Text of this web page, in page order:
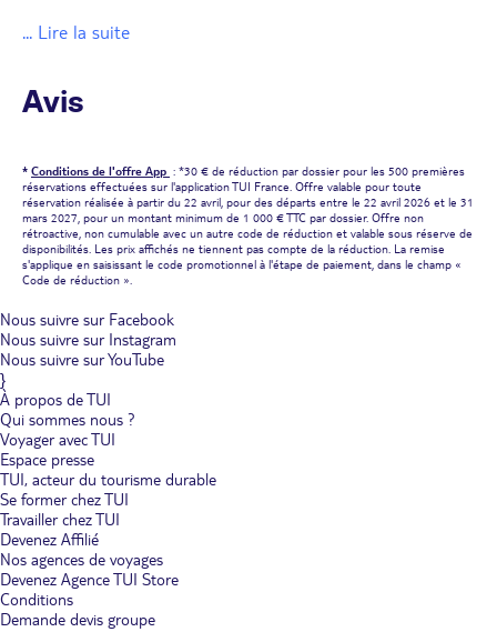
... Lire la suite
Avis
* Conditions de l'offre App : *30 € de réduction par dossier pour les 500 premières
réservations effectuées sur l'application TUI France. Offre valable pour toute
réservation réalisée à partir du 22 avril, pour des départs entre le 22 avril 2026 et le 31
mars 2027, pour un montant minimum de 1 000 € TTC par dossier. Offre non
rétroactive, non cumulable avec un autre code de réduction et valable sous réserve de
disponibilités. Les prix affichés ne tiennent pas compte de la réduction. La remise
s'applique en saisissant le code promotionnel à l'étape de paiement, dans le champ «
Code de réduction ».
Nous suivre sur Facebook
Nous suivre sur Instagram
Nous suivre sur YouTube
}
À propos de TUI
Qui sommes nous ?
Voyager avec TUI
Espace presse
TUI, acteur du tourisme durable
Se former chez TUI
Travailler chez TUI
Devenez Affilié
Nos agences de voyages
Devenez Agence TUI Store
Conditions
Demande devis groupe